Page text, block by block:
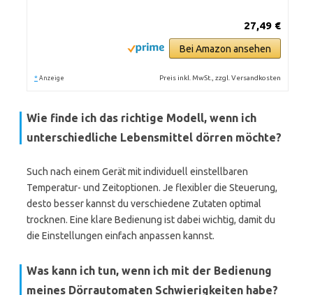
27,49 €
Bei Amazon ansehen
* Anzeige Preis inkl. MwSt., zzgl. Versandkosten
Wie finde ich das richtige Modell, wenn ich
unterschiedliche Lebensmittel dörren möchte?
Such nach einem Gerät mit individuell einstellbaren
Temperatur- und Zeitoptionen. Je flexibler die Steuerung,
desto besser kannst du verschiedene Zutaten optimal
trocknen. Eine klare Bedienung ist dabei wichtig, damit du
die Einstellungen einfach anpassen kannst.
Was kann ich tun, wenn ich mit der Bedienung
meines Dörrautomaten Schwierigkeiten habe?